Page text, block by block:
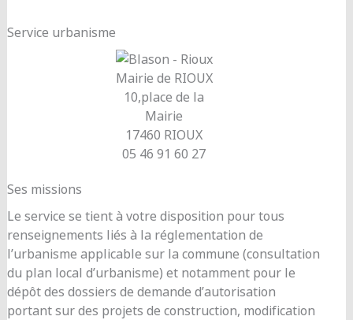
Service urbanisme
Mairie de RIOUX
10,place de la
Mairie
17460 RIOUX
05 46 91 60 27
Ses missions
Le service se tient à votre disposition pour tous
renseignements liés à la réglementation de
l’urbanisme applicable sur la commune (consultation
du plan local d’urbanisme) et notamment pour le
dépôt des dossiers de demande d’autorisation
portant sur des projets de construction, modification